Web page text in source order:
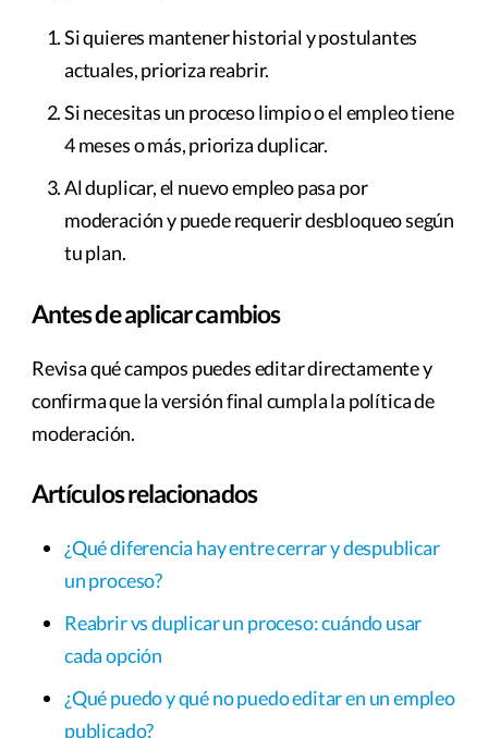
Si quieres mantener historial y postulantes
actuales, prioriza reabrir.
Si necesitas un proceso limpio o el empleo tiene
4 meses o más, prioriza duplicar.
Al duplicar, el nuevo empleo pasa por
moderación y puede requerir desbloqueo según
tu plan.
Antes de aplicar cambios
Revisa qué campos puedes editar directamente y
confirma que la versión final cumpla la política de
moderación.
Artículos relacionados
¿Qué diferencia hay entre cerrar y despublicar
un proceso?
Reabrir vs duplicar un proceso: cuándo usar
cada opción
¿Qué puedo y qué no puedo editar en un empleo
publicado?